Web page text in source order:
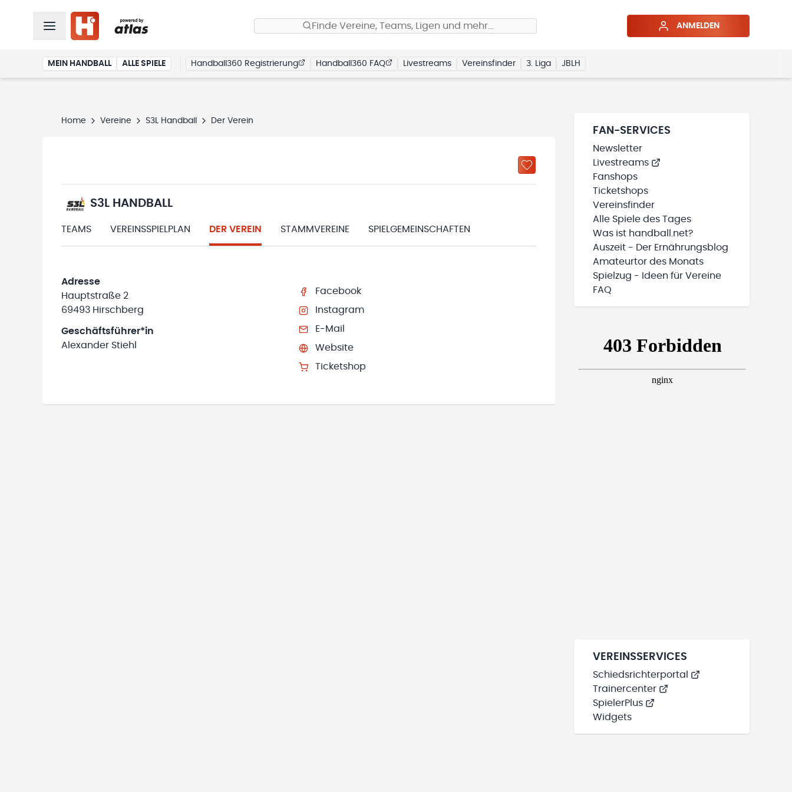
Finde Vereine, Teams, Ligen und mehr… ANMELDEN
MEIN HANDBALL ALLE SPIELE Handball360 Registrierung Handball360 FAQ Livestreams Vereinsfinder 3. Liga JBLH
Home Vereine S3L Handball Der Verein
S3L HANDBALL
TEAMS VEREINSSPIELPLAN DER VEREIN STAMMVEREINE SPIELGEMEINSCHAFTEN
Adresse
Hauptstraße 2
69493 Hirschberg
Geschäftsführer*in
Alexander Stiehl
Facebook
Instagram
E-Mail
Website
Ticketshop
FAN-SERVICES
Newsletter
Livestreams
Fanshops
Ticketshops
Vereinsfinder
Alle Spiele des Tages
Was ist handball.net?
Auszeit - Der Ernährungsblog
Amateurtor des Monats
Spielzug - Ideen für Vereine
FAQ
VEREINSSERVICES
Schiedsrichterportal
Trainercenter
SpielerPlus
Widgets